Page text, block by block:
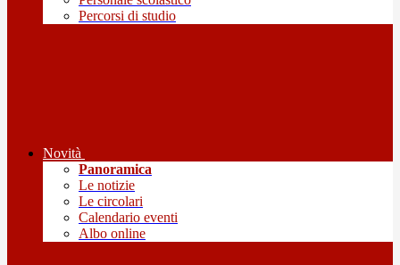
Percorsi di studio
Novità
Panoramica
Le notizie
Le circolari
Calendario eventi
Albo online